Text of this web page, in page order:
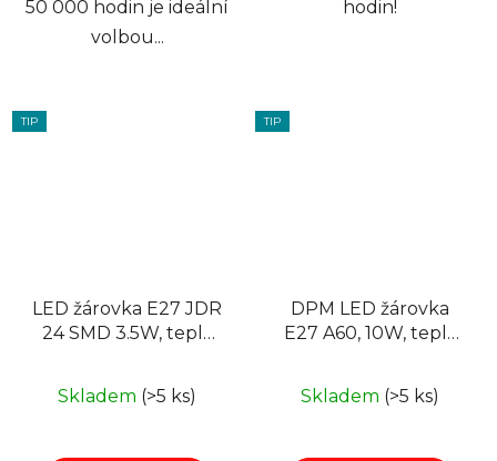
50 000 hodin je ideální
volbou...
hodin!
TIP
LED žárovka E27 JDR
24 SMD 3.5W, teplá
Skladem (>5 ks)
TIP
DPM LED žárovka
E27 A60, 10W, teplá
Skladem (>5 ks)